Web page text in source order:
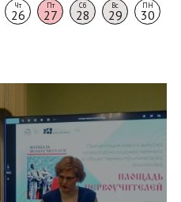
Чт
26
Пт
27
Сб
28
Вс
29
ПН
30